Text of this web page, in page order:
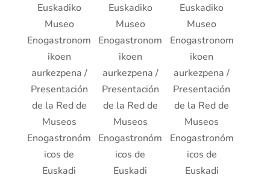
Euskadiko
Museo
Enogastronom
ikoen
aurkezpena /
Presentación
de la Red de
Museos
Enogastronóm
icos de
Euskadi
Euskadiko
Museo
Enogastronom
ikoen
aurkezpena /
Presentación
de la Red de
Museos
Enogastronóm
icos de
Euskadi
Euskadiko
Museo
Enogastronom
ikoen
aurkezpena /
Presentación
de la Red de
Museos
Enogastronóm
icos de
Euskadi